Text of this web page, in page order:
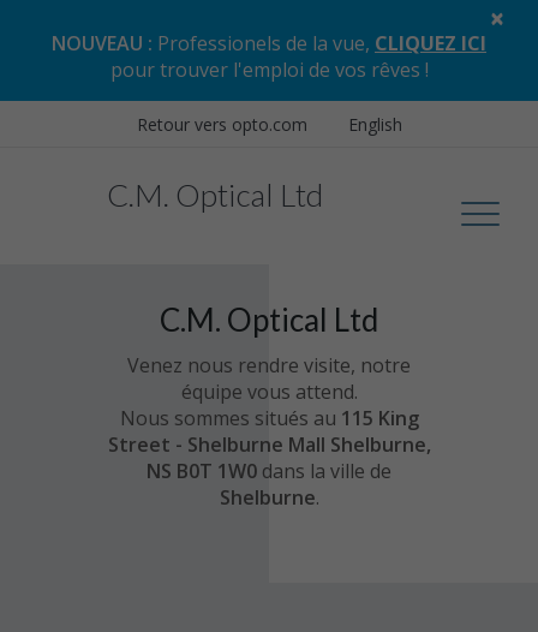
NOUVEAU : Professionels de la vue, CLIQUEZ ICI
pour trouver l'emploi de vos rêves !
×
Retour vers opto.com English
C.M. Optical Ltd
C.M. Optical Ltd
Venez nous rendre visite, notre
équipe vous attend.
Nous sommes situés au 115 King
Street - Shelburne Mall Shelburne,
NS B0T 1W0 dans la ville de
Shelburne.